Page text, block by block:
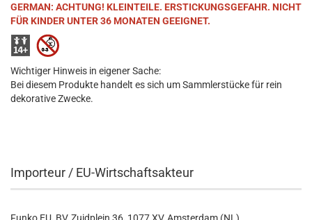
GERMAN: ACHTUNG! KLEINTEILE. ERSTICKUNGSGEFAHR. NICHT
FÜR KINDER UNTER 36 MONATEN GEEIGNET.
Wichtiger Hinweis in eigener Sache:
Bei diesem Produkte handelt es sich um Sammlerstücke für rein
dekorative Zwecke.
Importeur / EU-Wirtschaftsakteur